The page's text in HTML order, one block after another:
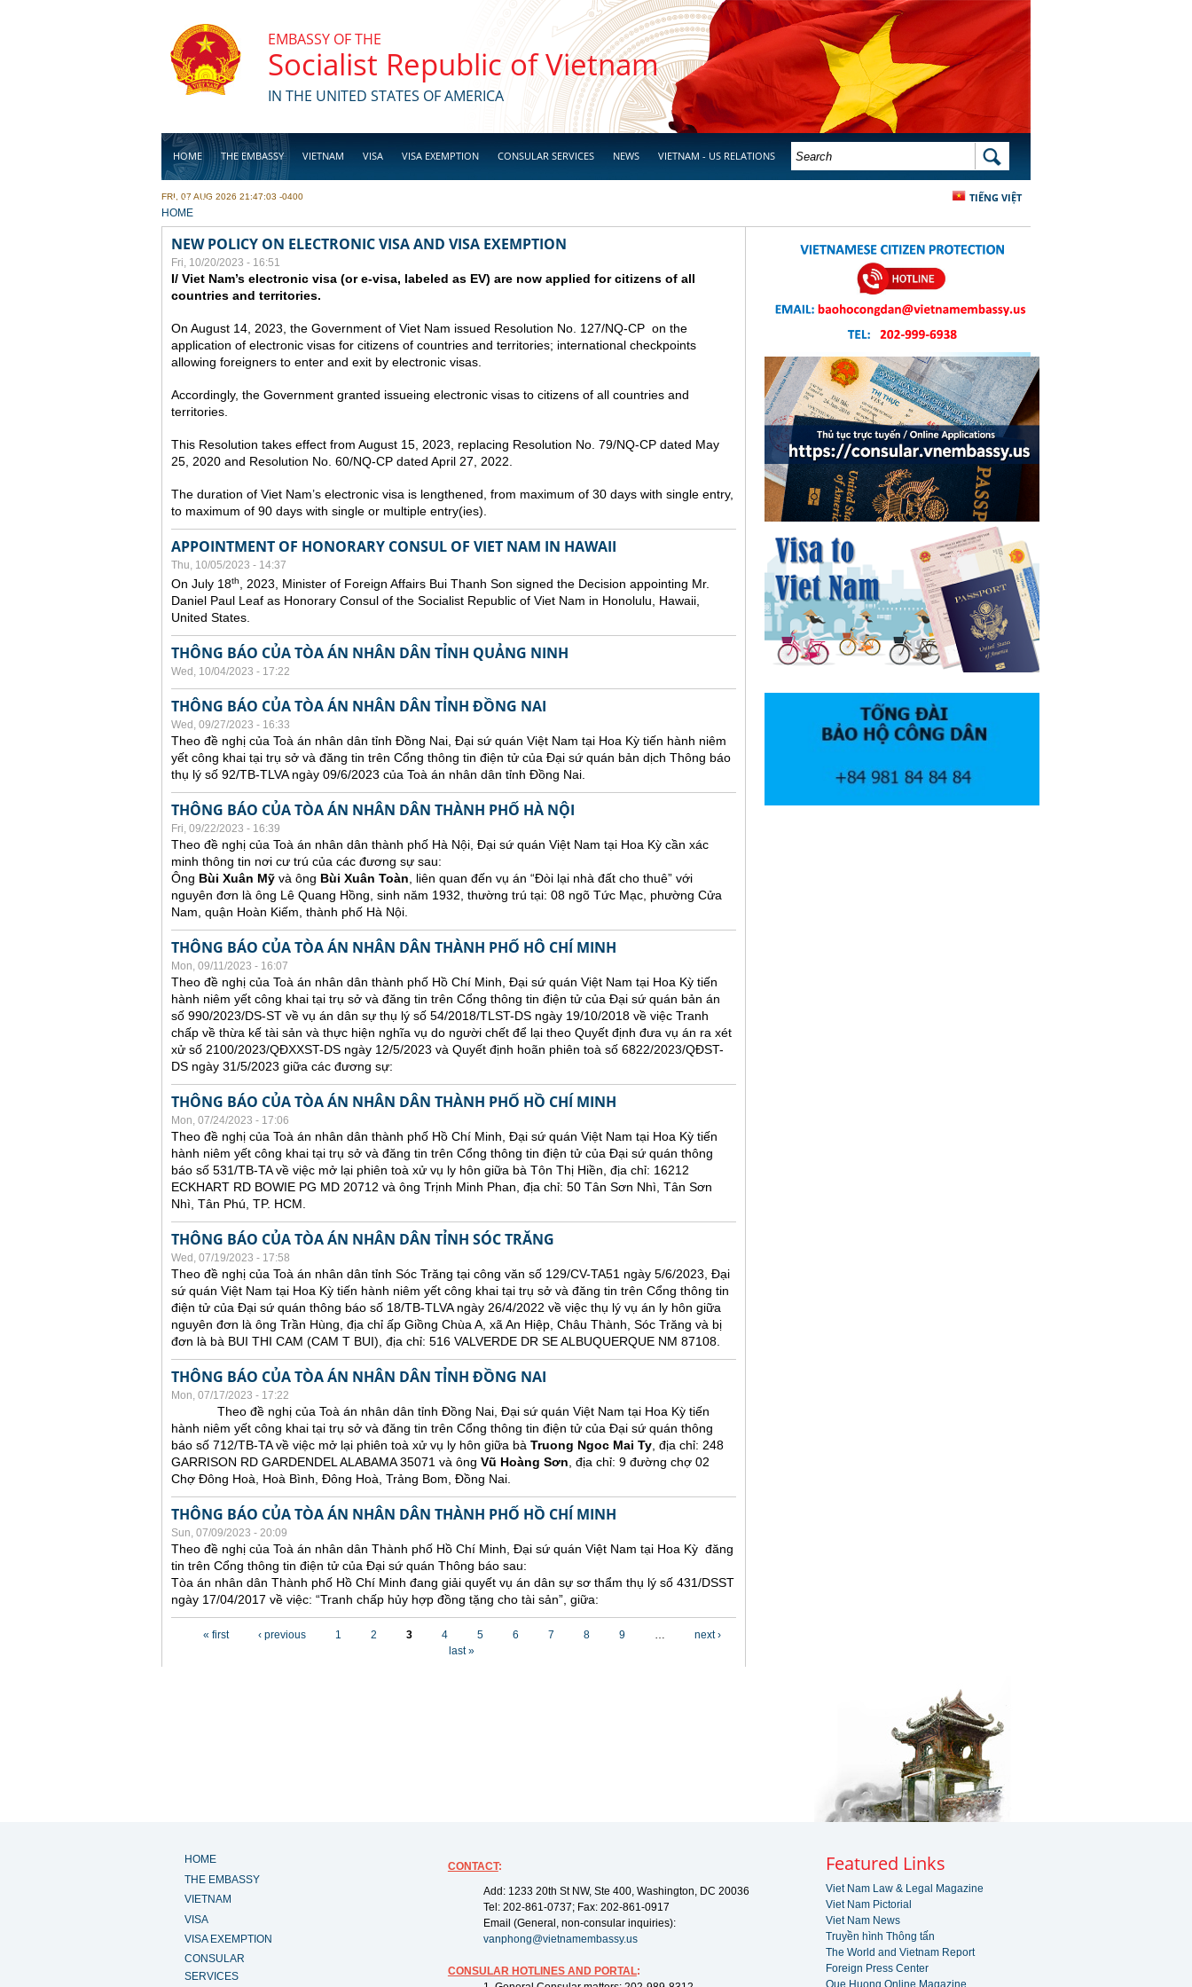
EMBASSY OF THE
Socialist Republic of Vietnam
IN THE UNITED STATES OF AMERICA
HOME THE EMBASSY VIETNAM VISA VISA EXEMPTION CONSULAR SERVICES NEWS VIETNAM - US RELATIONS
BUSINESS
SEARCH FORM SEARCH
TIẾNG VIỆT
FRI, 07 AUG 2026 21:47:03 -0400
YOU ARE HERE
HOME
NEW POLICY ON ELECTRONIC VISA AND VISA EXEMPTION
Fri, 10/20/2023 - 16:51
I/ Viet Nam’s electronic visa (or e-visa, labeled as EV) are now applied for citizens of all
countries and territories.
On August 14, 2023, the Government of Viet Nam issued Resolution No. 127/NQ-CP on the
application of electronic visas for citizens of countries and territories; international checkpoints
allowing foreigners to enter and exit by electronic visas.
Accordingly, the Government granted issueing electronic visas to citizens of all countries and
territories.
This Resolution takes effect from August 15, 2023, replacing Resolution No. 79/NQ-CP dated May
25, 2020 and Resolution No. 60/NQ-CP dated April 27, 2022.
The duration of Viet Nam’s electronic visa is lengthened, from maximum of 30 days with single entry,
to maximum of 90 days with single or multiple entry(ies).
APPOINTMENT OF HONORARY CONSUL OF VIET NAM IN HAWAII
Thu, 10/05/2023 - 14:37
On July 18th
, 2023, Minister of Foreign Affairs Bui Thanh Son signed the Decision appointing Mr.
Daniel Paul Leaf as Honorary Consul of the Socialist Republic of Viet Nam in Honolulu, Hawaii,
United States.
THÔNG BÁO CỦA TÒA ÁN NHÂN DÂN TỈNH QUẢNG NINH
Wed, 10/04/2023 - 17:22
THÔNG BÁO CỦA TÒA ÁN NHÂN DÂN TỈNH ĐỒNG NAI
Wed, 09/27/2023 - 16:33
Theo đề nghị của Toà án nhân dân tỉnh Đồng Nai, Đại sứ quán Việt Nam tại Hoa Kỳ tiến hành niêm
yết công khai tại trụ sở và đăng tin trên Cổng thông tin điện tử của Đại sứ quán bản dịch Thông báo
thụ lý số 92/TB-TLVA ngày 09/6/2023 của Toà án nhân dân tỉnh Đồng Nai.
THÔNG BÁO CỦA TÒA ÁN NHÂN DÂN THÀNH PHỐ HÀ NỘI
Fri, 09/22/2023 - 16:39
Theo đề nghị của Toà án nhân dân thành phố Hà Nội, Đại sứ quán Việt Nam tại Hoa Kỳ cần xác
minh thông tin nơi cư trú của các đương sự sau:
Ông Bùi Xuân Mỹ và ông Bùi Xuân Toàn , liên quan đến vụ án “Đòi lại nhà đất cho thuê” với
nguyên đơn là ông Lê Quang Hồng, sinh năm 1932, thường trú tại: 08 ngõ Tức Mạc, phường Cửa
Nam, quận Hoàn Kiếm, thành phố Hà Nội.
THÔNG BÁO CỦA TÒA ÁN NHÂN DÂN THÀNH PHỐ HÔ CHÍ MINH
Mon, 09/11/2023 - 16:07
Theo đề nghị của Toà án nhân dân thành phố Hồ Chí Minh, Đại sứ quán Việt Nam tại Hoa Kỳ tiến
hành niêm yết công khai tại trụ sở và đăng tin trên Cổng thông tin điện tử của Đại sứ quán bản án
số 990/2023/DS-ST về vụ án dân sự thụ lý số 54/2018/TLST-DS ngày 19/10/2018 về việc Tranh
chấp về thừa kế tài sản và thực hiện nghĩa vụ do người chết để lại theo Quyết định đưa vụ án ra xét
xử số 2100/2023/QĐXXST-DS ngày 12/5/2023 và Quyết định hoãn phiên toà số 6822/2023/QĐST-
DS ngày 31/5/2023 giữa các đương sự:
THÔNG BÁO CỦA TÒA ÁN NHÂN DÂN THÀNH PHỐ HỒ CHÍ MINH
Mon, 07/24/2023 - 17:06
Theo đề nghị của Toà án nhân dân thành phố Hồ Chí Minh, Đại sứ quán Việt Nam tại Hoa Kỳ tiến
hành niêm yết công khai tại trụ sở và đăng tin trên Cổng thông tin điện tử của Đại sứ quán thông
báo số 531/TB-TA về việc mở lại phiên toà xử vụ ly hôn giữa bà Tôn Thị Hiền, địa chỉ: 16212
ECKHART RD BOWIE PG MD 20712 và ông Trịnh Minh Phan, địa chỉ: 50 Tân Sơn Nhì, Tân Sơn
Nhì, Tân Phú, TP. HCM.
THÔNG BÁO CỦA TÒA ÁN NHÂN DÂN TỈNH SÓC TRĂNG
Wed, 07/19/2023 - 17:58
Theo đề nghị của Toà án nhân dân tỉnh Sóc Trăng tại công văn số 129/CV-TA51 ngày 5/6/2023, Đại
sứ quán Việt Nam tại Hoa Kỳ tiến hành niêm yết công khai tại trụ sở và đăng tin trên Cổng thông tin
điện tử của Đại sứ quán thông báo số 18/TB-TLVA ngày 26/4/2022 về việc thụ lý vụ án ly hôn giữa
nguyên đơn là ông Trần Hùng, địa chỉ ấp Giồng Chùa A, xã An Hiệp, Châu Thành, Sóc Trăng và bị
đơn là bà BUI THI CAM (CAM T BUI), địa chỉ: 516 VALVERDE DR SE ALBUQUERQUE NM 87108.
THÔNG BÁO CỦA TÒA ÁN NHÂN DÂN TỈNH ĐỒNG NAI
Mon, 07/17/2023 - 17:22
Theo đề nghị của Toà án nhân dân tỉnh Đồng Nai, Đại sứ quán Việt Nam tại Hoa Kỳ tiến
hành niêm yết công khai tại trụ sở và đăng tin trên Cổng thông tin điện tử của Đại sứ quán thông
báo số 712/TB-TA về việc mở lại phiên toà xử vụ ly hôn giữa bà Truong Ngoc Mai Ty , địa chỉ: 248
GARRISON RD GARDENDEL ALABAMA 35071 và ông Vũ Hoàng Sơn , địa chỉ: 9 đường chợ 02
Chợ Đông Hoà, Hoà Bình, Đông Hoà, Trảng Bom, Đồng Nai.
THÔNG BÁO CỦA TÒA ÁN NHÂN DÂN THÀNH PHỐ HỒ CHÍ MINH
Sun, 07/09/2023 - 20:09
Theo đề nghị của Toà án nhân dân Thành phố Hồ Chí Minh, Đại sứ quán Việt Nam tại Hoa Kỳ đăng
tin trên Cổng thông tin điện tử của Đại sứ quán Thông báo sau:
Tòa án nhân dân Thành phố Hồ Chí Minh đang giải quyết vụ án dân sự sơ thẩm thụ lý số 431/DSST
ngày 17/04/2017 về việc: “Tranh chấp hủy hợp đồng tặng cho tài sản”, giữa:
« first ‹ previous 1 2 3 4 5 6 7 8 9 …
next ›
last »
HOME
THE EMBASSY
VIETNAM
VISA
VISA EXEMPTION
CONSULAR
SERVICES
CONTACT:
Add: 1233 20th St NW, Ste 400, Washington, DC 20036
Tel: 202-861-0737; Fax: 202-861-0917
Email (General, non-consular inquiries):
vanphong@vietnamembassy.us
CONSULAR HOTLINES AND PORTAL:
Featured Links
Viet Nam Law & Legal Magazine
Viet Nam Pictorial
Viet Nam News
Truyền hình Thông tấn
The World and Vietnam Report
Foreign Press Center
Que Huong Online Magazine